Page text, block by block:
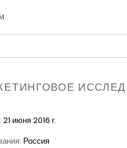
21 июня 2016 г.
Россия